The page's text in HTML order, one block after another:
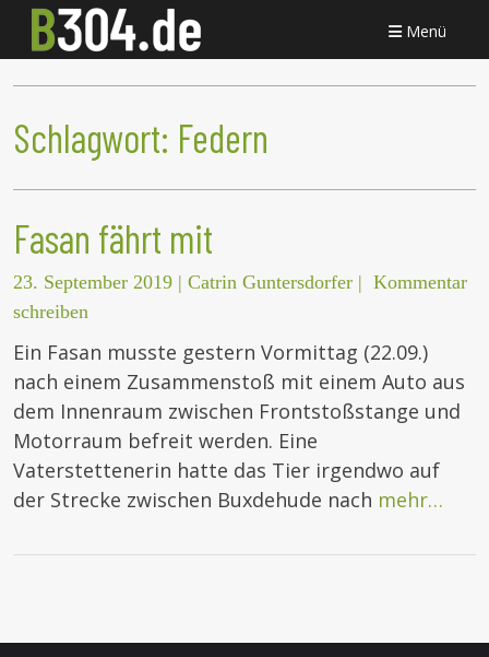
Menü
Schlagwort: Federn
Fasan fährt mit
23. September 2019 | Catrin Guntersdorfer | Kommentar
schreiben
Ein Fasan musste gestern Vormittag (22.09.)
nach einem Zusammenstoß mit einem Auto aus
dem Innenraum zwischen Frontstoßstange und
Motorraum befreit werden. Eine
Vaterstettenerin hatte das Tier irgendwo auf
der Strecke zwischen Buxdehude nach mehr…